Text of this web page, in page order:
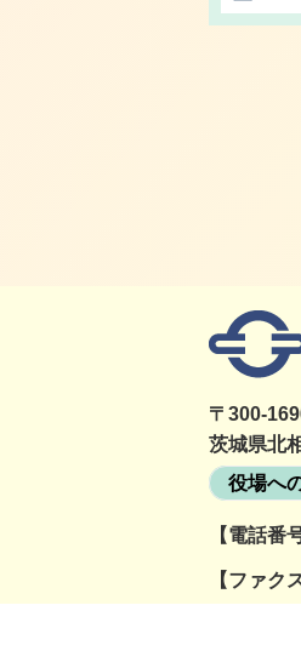
〒300-
茨城県北
役場へ
【電話番
【ファク
町民活動情報サイト